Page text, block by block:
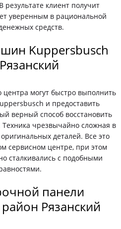
клиент получит
уверенным в рациональной
средств.
Kuppersbusch
могут быстро выполнить
и предоставить
верный способ восстановить
чрезвычайно сложная в
деталей. Все это
сервисном центре, при этом
сталкивались с подобными
панели
Рязанский